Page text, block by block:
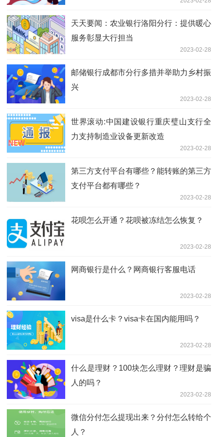
天天要闻：农业银行洛阳分行：提供暖心
服务彰显大行担当
2023-02-28
邮储银行成都市分行多措并举助力乡村振
兴
2023-02-28
世界滚动:中国建设银行重庆璧山支行全
力支持制造业设备更新改造
2023-02-28
第三方支付平台有哪些？能转账的第三方
支付平台都有哪些？
2023-02-28
花呗怎么开通？花呗被冻结怎么恢复？
2023-02-28
网商银行是什么？网商银行客服电话
2023-02-28
visa是什么卡？visa卡在国内能用吗？
2023-02-28
什么是理财？100块怎么理财？理财是骗
人的吗？
2023-02-28
微信分付怎么提现出来？分付怎么转给个
人？